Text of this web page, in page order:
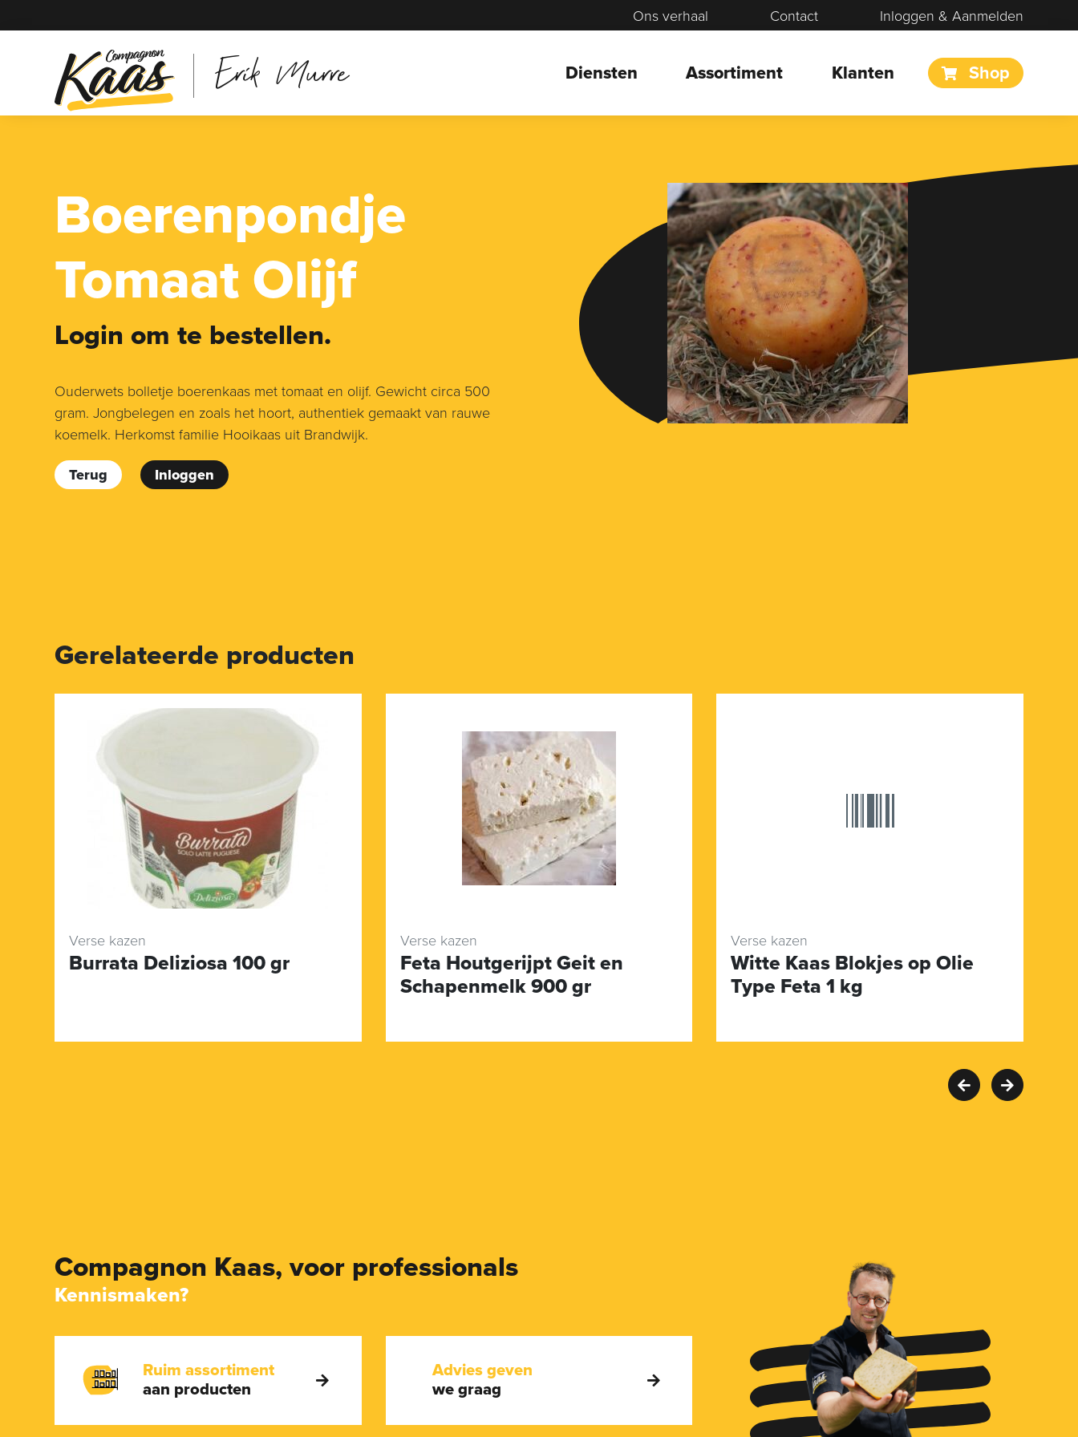
Ons verhaal Contact Inloggen & Aanmelden
Erik Murre Diensten Assortiment Klanten Shop
Boerenpondje
Tomaat Olijf
Login om te bestellen.
Ouderwets bolletje boerenkaas met tomaat en olijf. Gewicht circa 500
gram. Jongbelegen en zoals het hoort, authentiek gemaakt van rauwe
koemelk. Herkomst familie Hooikaas uit Brandwijk.
Terug Inloggen
Gerelateerde producten
Verse kazen
Burrata Deliziosa 100 gr
Verse kazen
Feta Houtgerijpt Geit en
Schapenmelk 900 gr
Verse kazen
Witte Kaas Blokjes op Olie
Type Feta 1 kg
Compagnon Kaas,voor professionals
Kennismaken?
Ruim assortiment
aan producten
Advies geven
we graag